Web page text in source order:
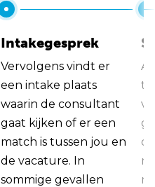
Intakegesprek
Vervolgens vindt er
een intake plaats
waarin de consultant
gaat kijken of er een
match is tussen jou en
de vacature. In
sommige gevallen